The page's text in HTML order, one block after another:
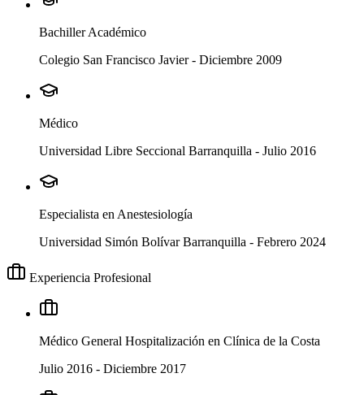
Bachiller Académico
Colegio San Francisco Javier- Diciembre 2009
Médico
Universidad Libre Seccional Barranquilla - Julio 2016
Especialista en Anestesiología
Universidad Simón Bolívar Barranquilla - Febrero 2024
Experiencia Profesional
Médico General Hospitalización en Clínica de la Costa
Julio 2016 - Diciembre 2017